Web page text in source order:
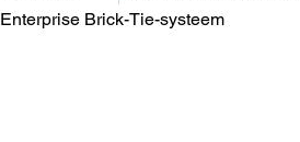
Enterprise Brick-Tie-systeem